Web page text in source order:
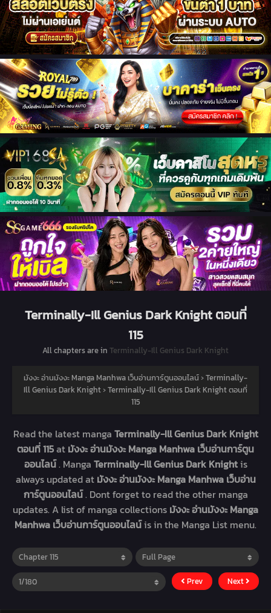
Terminally-Ill Genius Dark Knight ตอนที่
115
All chapters are in Terminally-Ill Genius Dark Knight
มังงะ อ่านมังงะ Manga Manhwa เว็บอ่านการ์ตูนออนไลน์›Terminally-
Ill Genius Dark Knight›Terminally-Ill Genius Dark Knight ตอนที่
115
Read the latest manga Terminally-Ill Genius Dark Knight
ตอนที่ 115at มังงะ อ่านมังงะ Manga Manhwa เว็บอ่านการ์ตูน
ออนไลน์. Manga Terminally-Ill Genius Dark Knightis
always updated at มังงะ อ่านมังงะ Manga Manhwa เว็บอ่าน
การ์ตูนออนไลน์. Dont forget to read the other manga
updates. A list of manga collections มังงะ อ่านมังงะ Manga
Manhwa เว็บอ่านการ์ตูนออนไลน์is in the Manga List menu.
Prev Next